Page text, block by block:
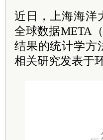
近日，上海海洋
全球数据META
结果的统计学方
相关研究发表于